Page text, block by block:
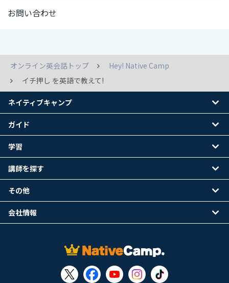
お問い合わせ
オンライン英会話トップ
Hey! Native Camp
イチ押し を英語で教えて!
ネイティブキャンプ
ガイド
学習
講師を探す
その他
会社情報